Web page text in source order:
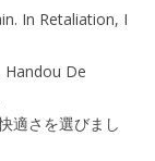
In Retaliation, I
Handou De
適さを選びまし